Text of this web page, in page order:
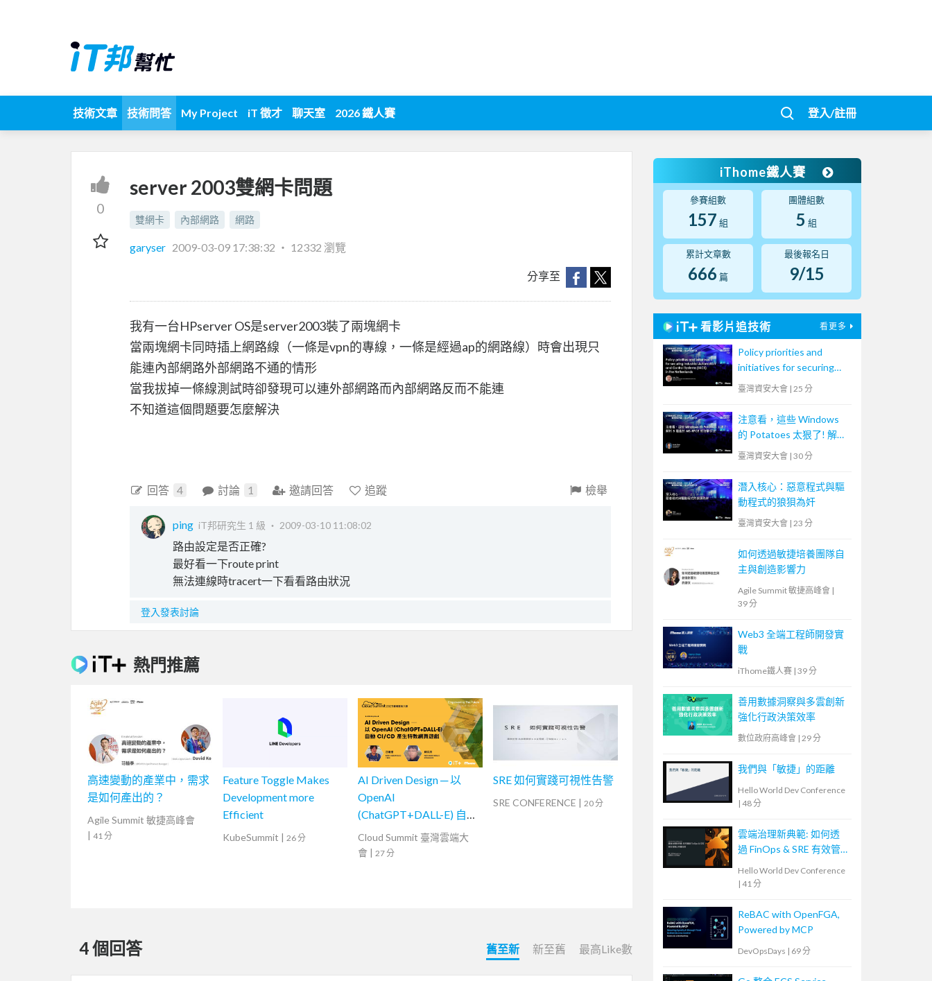
技術文章 技術問答 My Project iT 徵才 聊天室 2026 鐵人賽 登入/註冊
0
server 2003雙網卡問題
雙網卡 內部網路 網路
garyser 2009-03-09 17:38:32 ‧ 12332 瀏覽
分享至
我有一台HPserver OS是server2003裝了兩塊網卡
當兩塊網卡同時插上網路線（一條是vpn的專線，一條是經過ap的網路線）時會出現只
能連內部網路外部網路不通的情形
當我拔掉一條線測試時卻發現可以連外部網路而內部網路反而不能連
不知道這個問題要怎麼解決
回答 4 討論 1 邀請回答 追蹤 檢舉
ping iT邦研究生 1 級 ‧ 2009-03-10 11:08:02
路由設定是否正確?
最好看一下route print
無法連線時tracert一下看看路由狀況
登入發表討論
熱門推薦
高速變動的產業中，需求
是如何產出的？
Agile Summit 敏捷高峰會
| 41 分
Feature Toggle Makes
Development more
Efficient
KubeSummit | 26 分
AI Driven Design ─ 以
OpenAI
(ChatGPT+DALL-E) 自動
CI/CD 產生特教網頁遊戲
Cloud Summit 臺灣雲端大
會 | 27 分
SRE 如何實踐可視性告警
SRE CONFERENCE | 20 分
4 個回答 舊至新 新至舊 最高Like數
iThome鐵人賽
參賽組數
157 組
團體組數
5 組
累計文章數
666 篇
最後報名日
9/15
看影片追技術 看更多
Policy priorities and
initiatives for securing
Industrial Automation
(IACS) in the
Netherlands
臺灣資安大會 | 25 分
注意看，這些 Windows
的 Potatoes 太狠了! 解析
5 種基於 MS-RPCE 的攻
臺灣資安大會 | 30 分
潛入核心：惡意程式與驅
動程式的狼狽為奸
臺灣資安大會 | 23 分
如何透過敏捷培養團隊自
主與創造影響力
Agile Summit 敏捷高峰會 |
39 分
Web3 全端工程師開發實
戰
iThome鐵人賽 | 39 分
善用數據洞察與多雲創新
強化行政決策效率
數位政府高峰會 | 29 分
我們與「敏捷」的距離
Hello World Dev Conference
| 48 分
雲端治理新典範: 如何透
過 FinOps & SRE 有效管
Hello World Dev Conference
| 41 分
ReBAC with OpenFGA,
Powered by MCP
DevOpsDays | 69 分